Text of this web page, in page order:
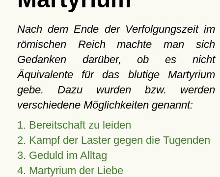
Nach dem Ende der Verfolgungszeit im
römischen Reich machte man sich
Gedanken darüber, ob es nicht
Äquivalente für das blutige Martyrium
gebe. Dazu wurden bzw. werden
verschiedene Möglichkeiten genannt:
1. Bereitschaft zu leiden
2. Kampf der Laster gegen die Tugenden
3. Geduld im Alltag
4. Martyrium der Liebe